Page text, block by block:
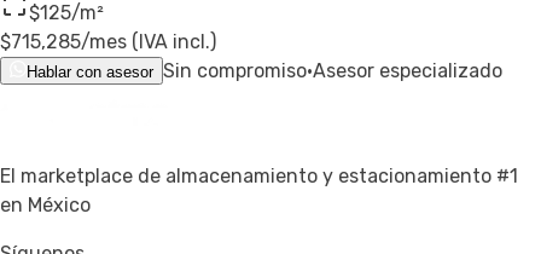
$125/m²
$715,285/mes (IVA incl.)
Hablar con asesor Sin compromiso·Asesor especializado
El marketplace de almacenamiento y estacionamiento #1
en México